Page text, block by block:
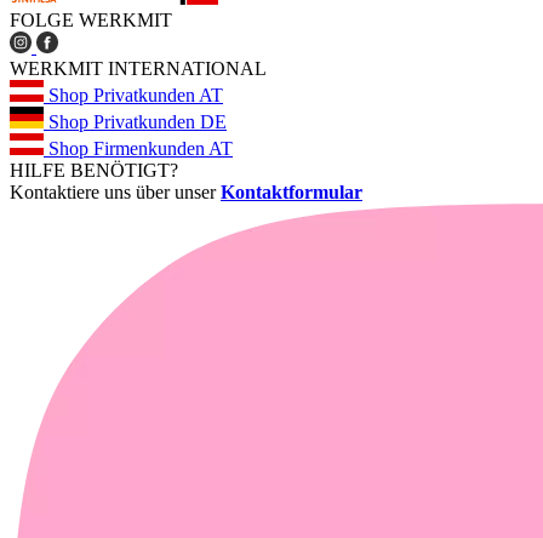
FOLGE WERKMIT
WERKMIT INTERNATIONAL
Shop Privatkunden AT
Shop Privatkunden DE
Shop Firmenkunden AT
HILFE BENÖTIGT?
Kontaktiere uns über unserKontaktformular